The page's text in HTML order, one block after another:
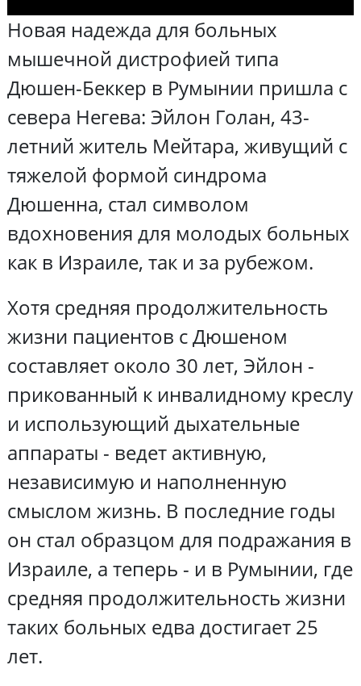
Новая надежда для больных
мышечной дистрофией типа
Дюшен-Беккер в Румынии пришла с
севера Негева: Эйлон Голан, 43-
летний житель Мейтара, живущий с
тяжелой формой синдрома
Дюшенна, стал символом
вдохновения для молодых больных
как в Израиле, так и за рубежом.
Хотя средняя продолжительность
жизни пациентов с Дюшеном
составляет около 30 лет, Эйлон -
прикованный к инвалидному креслу
и использующий дыхательные
аппараты - ведет активную,
независимую и наполненную
смыслом жизнь. В последние годы
он стал образцом для подражания в
Израиле, а теперь - и в Румынии, где
средняя продолжительность жизни
таких больных едва достигает 25
лет.